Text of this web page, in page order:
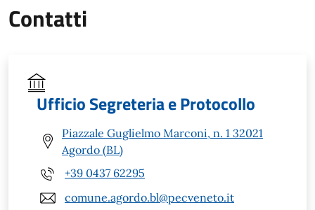
Contatti
Ufficio Segreteria e Protocollo
Piazzale Guglielmo Marconi, n. 1 32021
Agordo (BL)
+39 0437 62295
comune.agordo.bl@pecveneto.it